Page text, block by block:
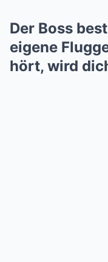
Der Boss
eigene
hört, wird